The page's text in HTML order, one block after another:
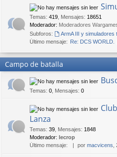
Temas: 419 Mensajes: 18651
Moderador: Moderadores
Subforos:
ArmA III y simuladores
Último mensaje: Re: DCS WORLD.
Campo de batalla
Temas: 0 Mensajes: 0
Lanza
Temas: 39 Mensajes: 1848
Moderador: lecrop
Último mensaje:
por macvicens